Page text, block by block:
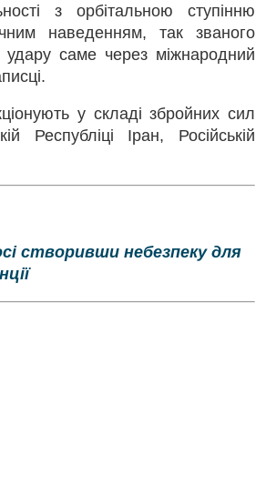
з орбітальною ступінню
наведенням, так званого
саме через міжнародний
у складі збройних сил
Республіці Іран, Російській
створивши небезпеку для